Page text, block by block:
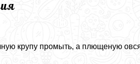
крупу промыть, а плющеную